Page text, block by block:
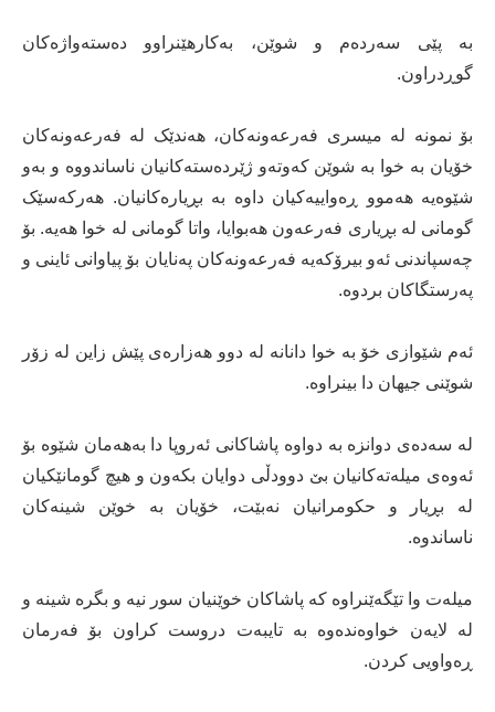
بە پێی سەردەم و شوێن، بەکارھێنراوو دەستەواژەکان
گوڕدراون.
بۆ نمونە لە میسری فەرعەونەکان، ھەندێک لە فەرعەونەکان
خۆیان بە خوا بە شوێن کەوتەو ژێردەستەکانیان ناساندووە و بەو
شێوەیە ھەموو ڕەواییەکیان داوە بە بڕیارەکانیان. ھەرکەسێک
گومانی لە بڕیاری فەرعەون ھەبوایا، واتا گومانی لە خوا ھەیە. بۆ
چەسپاندنی ئەو بیرۆکەیە فەرعەونەکان پەنایان بۆ پیاوانی ئاینی و
پەرستگاکان بردوە.
ئەم شێوازی خۆ بە خوا دانانە لە دوو ھەزارەی پێش زاین لە زۆر
شوێنی جیھان دا بینراوە.
لە سەدەی دوانزە بە دواوە پاشاکانی ئەروپا دا بەھەمان شێوە بۆ
ئەوەی میلەتەکانیان بێ دوودڵی دوایان بکەون و ھیچ گومانێکیان
لە بڕیار و حکومرانیان نەبێت، خۆیان بە خوێن شینەکان
ناساندوە.
میلەت وا تێگەێنراوە کە پاشاکان خوێنیان سور نیە و بگرە شینە و
لە لایەن خواوەندەوە بە تایبەت دروست کراون بۆ فەرمان
ڕەواویی کردن.